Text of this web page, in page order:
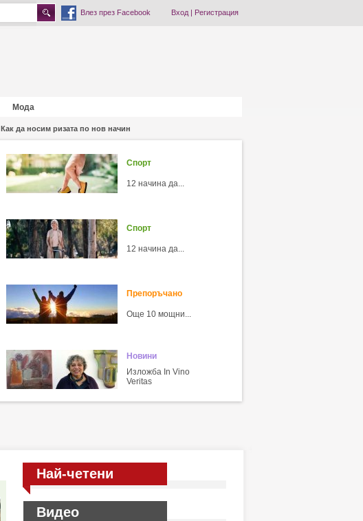
Влез през Facebook Вход| Регистрация
Мода
Как да носим ризата по нов начин
Спорт
12 начина да...
Спорт
12 начина да...
Препоръчано
Още 10 мощни...
Новини
Изложба In Vino
Veritas
Най-четени
Видео